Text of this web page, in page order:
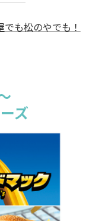
でも松のやでも！
ズ